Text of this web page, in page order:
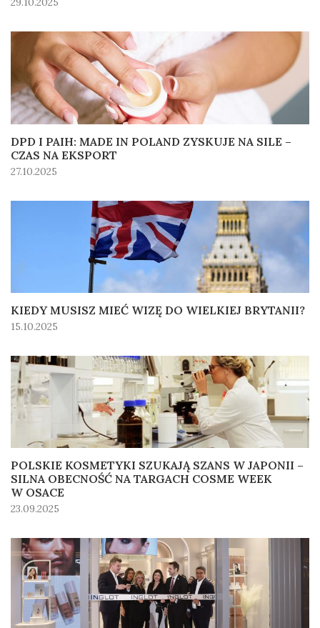
DPD I PAIH: MADE IN POLAND ZYSKUJE NA SILE –
CZAS NA EKSPORT
27.10.2025
KIEDY MUSISZ MIEĆ WIZĘ DO WIELKIEJ BRYTANII?
15.10.2025
POLSKIE KOSMETYKI SZUKAJĄ SZANS W JAPONII –
SILNA OBECNOŚĆ NA TARGACH COSME WEEK
W OSACE
23.09.2025